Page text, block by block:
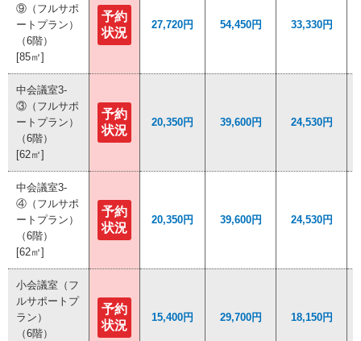
⑨（フルサポ
ートプラン）
（6階）
[85㎡]
予約
状況
27,720円 54,450円 33,330円
中会議室3-
③（フルサポ
ートプラン）
（6階）
[62㎡]
予約
状況
20,350円 39,600円 24,530円
中会議室3-
④（フルサポ
ートプラン）
（6階）
[62㎡]
予約
状況
20,350円 39,600円 24,530円
小会議室（フ
ルサポートプ
ラン）
（6階）
予約
状況
15,400円 29,700円 18,150円
⑨（フルサポ
ートプラン）
（6階）
[85㎡]
予約
状況
27,720円 54,450円 33,330円
中会議室3-
③（フルサポ
ートプラン）
（6階）
[62㎡]
予約
状況
20,350円 39,600円 24,530円
中会議室3-
④（フルサポ
ートプラン）
（6階）
[62㎡]
予約
状況
20,350円 39,600円 24,530円
小会議室（フ
ルサポートプ
ラン）
（6階）
予約
状況
15,400円 29,700円 18,150円